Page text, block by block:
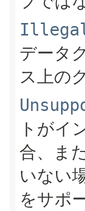
データ
ス上の
トがイ
合、ま
いない
をサポ